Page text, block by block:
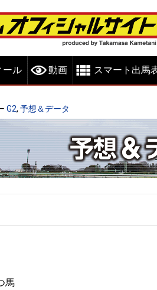
ール 動画 スマート出馬
G2, 予想＆データ
馬